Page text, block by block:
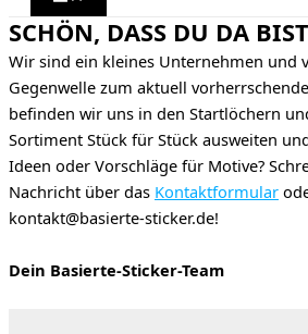
SCHÖN, DASS DU DA
Wir sind ein kleines Unternehmen und
Gegenwelle zum aktuell
befinden wir uns in den Startlöchern
Sortiment Stück für Stück ausweiten
Ideen oder Vorschläge für Motive?
Nachricht über das Kontaktformular
kontakt@basierte-sticker.de!
Dein Basierte-Sticker-Team